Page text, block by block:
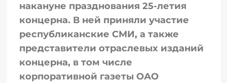
накануне празднования 25-летия
концерна. В ней приняли участие
республиканские СМИ, а также
представители отраслевых изданий
концерна, в том числе
корпоративной газеты ОАО